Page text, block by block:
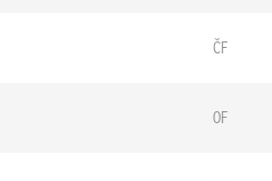
ČF
OF